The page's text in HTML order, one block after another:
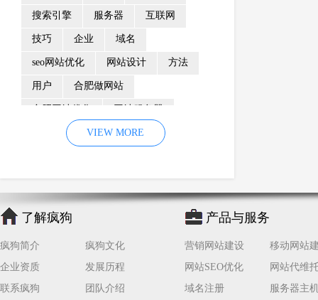
搜索引擎 服务器 互联网
技巧 企业 域名
seo网站优化 网站设计 方法
用户 合肥做网站
优化 网站降权
企业网站建设 效果 页面
网络营销 因素 网络公司
网站流量
百度优化 网站收录
网站seo 专业
VIEW MORE
了解疯狗
疯狗简介
疯狗文化
企业资质
发展历程
联系疯狗
团队介绍
产品与服务
营销网站建设
移动网站
网站SEO优化
网站代维
域名注册
服务器主